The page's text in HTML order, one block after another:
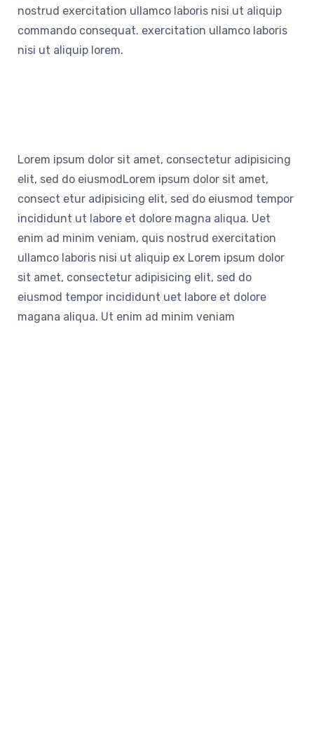
nostrud exercitation ullamco laboris nisi ut aliquip
commando consequat. exercitation ullamco laboris
nisi ut aliquip lorem.
Lorem ipsum dolor sit amet, consectetur adipisicing
elit, sed do eiusmodLorem ipsum dolor sit amet,
consect etur adipisicing elit, sed do eiusmod tempor
incididunt ut labore et dolore magna aliqua. Uet
enim ad minim veniam, quis nostrud exercitation
ullamco laboris nisi ut aliquip ex Lorem ipsum dolor
sit amet, consectetur adipisicing elit, sed do
eiusmod tempor incididunt uet labore et dolore
magana aliqua. Ut enim ad minim veniam